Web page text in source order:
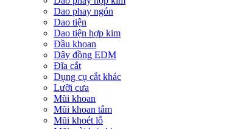
Dao phay ngón
Dao tiện
Dao tiện hợp kim
Đầu khoan
Dây đồng EDM
Đĩa cắt
Dụng cụ cắt khác
Lưỡi cưa
Mũi khoan
Mũi khoan tâm
Mũi khoét lỗ